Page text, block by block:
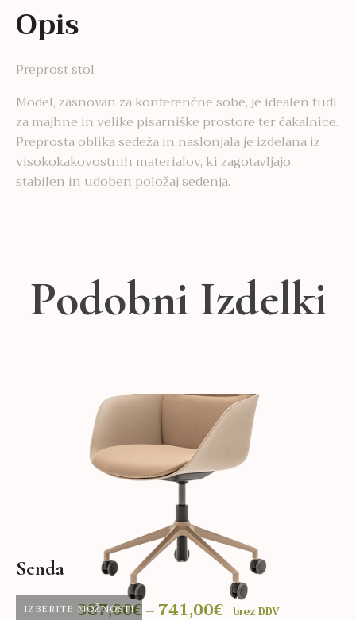
Opis
Preprost stol
Model, zasnovan za konferenčne sobe, je idealen tudi
za majhne in velike pisarniške prostore ter čakalnice.
Preprosta oblika sedeža in naslonjala je izdelana iz
visokokakovostnih materialov, ki zagotavljajo
stabilen in udoben položaj sedenja.
Podobni Izdelki
IZBERITE MOŽNOSTI
Senda
387,00€– 741,00€Cenovni
brez DDV